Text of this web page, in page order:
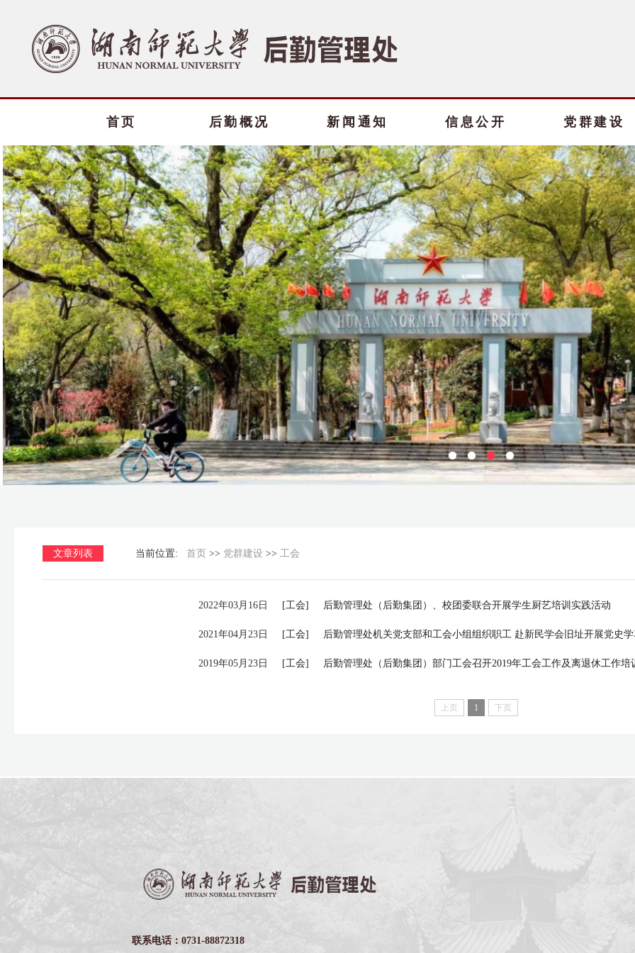
首页 后勤概况 新闻通知 信息公开 党群建设
文章列表 当前位置: 首页 >> 党群建设 >> 工会
2022年03月16日 [工会] 后勤管理处（后勤集团）、校团委联合开展学生厨艺培训实践活动
2021年04月23日 [工会] 后勤管理处机关党支部和工会小组组织职工 赴新民学会旧址开展党史
2019年05月23日 [工会] 后勤管理处（后勤集团）部门工会召开2019年工会工作及离退休工作培
上页 1 下页
联系电话：0731-88872318